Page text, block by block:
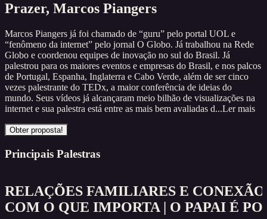
Prazer, Marcos Piangers
Marcos Piangers já foi chamado de “guru” pelo portal UOL e
“fenômeno da internet” pelo jornal O Globo. Já trabalhou na Rede
Globo e coordenou equipes de inovação no sul do Brasil. Já
palestrou para os maiores eventos e empresas do Brasil, e nos palcos
de Portugal, Espanha, Inglaterra e Cabo Verde, além de ser cinco
vezes palestrante do TEDx, a maior conferência de ideias do
mundo. Seus vídeos já alcançaram meio bilhão de visualizações na
internet e sua palestra está entre as mais bem avaliadas d...Ler mais
Obter proposta!
Principais Palestras
RELAÇÕES FAMILIARES E CONEXÃO
COM O QUE IMPORTA | O PAPAI É